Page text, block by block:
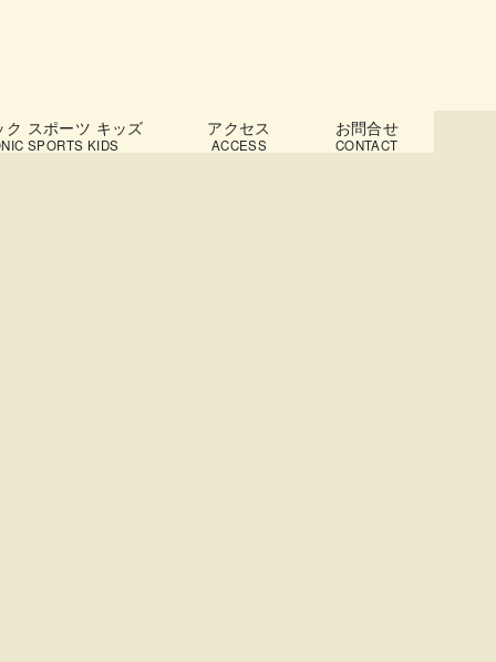
ク スポーツ キッズ
SPORTS KIDS
アクセス
ACCESS
お問合せ
CONTACT